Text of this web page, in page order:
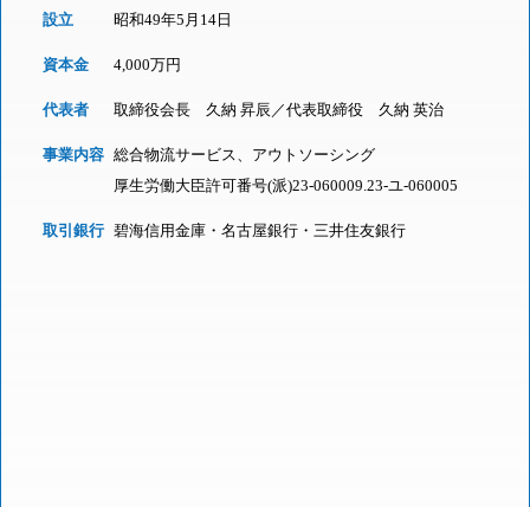
設立 昭和49年5月14日
資本金 4,000万円
代表者 取締役会長 久納 昇辰／代表取締役 久納 英治
事業内容 総合物流サービス、アウトソーシング
厚生労働大臣許可番号(派)23-060009.23-ユ-060005
取引銀行 碧海信用金庫・名古屋銀行・三井住友銀行